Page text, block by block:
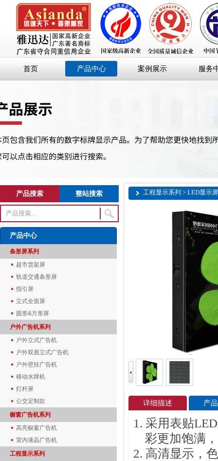
首页 产品中心 案例展示 服务
产品搜索 整站搜索
产品中心
条形屏系列
超市货架屏
轨道交通条形屏
指引屏
立式全面屏
圆形&方形屏
户外广告机系列
户外立式广告机
户外双面立式广告机
户外壁挂广告机
移动水牌机
灯杆屏
公交定制款
橱窗广告机系列
高亮橱窗广告机
室内液晶广告机
工程显示系列
工程显示系列 > LED显示
详细描述 产
1. 采用表贴LED
彩更加饱满
2. 高清显示，